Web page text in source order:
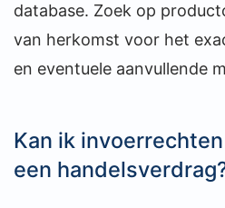
database. Zoek op
van herkomst voor het
en eventuele aanvullende
Kan ik
een